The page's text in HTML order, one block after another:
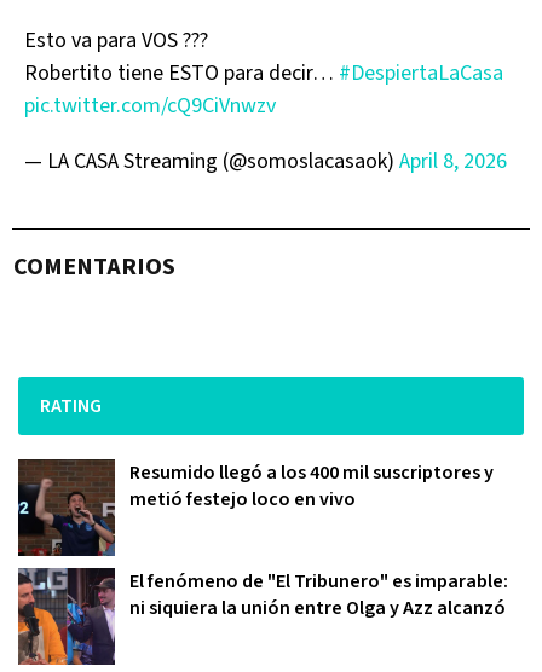
Esto va para VOS ???
Robertito tiene ESTO para decir… #DespiertaLaCasa
pic.twitter.com/cQ9CiVnwzv
— LA CASA Streaming (@somoslacasaok) April 8, 2026
COMENTARIOS
RATING
Resumido llegó a los 400 mil suscriptores y
metió festejo loco en vivo
El fenómeno de "El Tribunero" es imparable:
ni siquiera la unión entre Olga y Azz alcanzó